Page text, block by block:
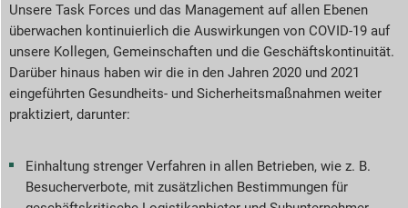
Unsere Task Forces und das Management auf allen Ebenen
überwachen kontinuierlich die Auswirkungen von COVID-19 auf
unsere Kollegen, Gemeinschaften und die Geschäftskontinuität.
Darüber hinaus haben wir die in den Jahren 2020 und 2021
eingeführten Gesundheits- und Sicherheitsmaßnahmen weiter
praktiziert, darunter:
Einhaltung strenger Verfahren in allen Betrieben, wie z. B.
Besucherverbote, mit zusätzlichen Bestimmungen für